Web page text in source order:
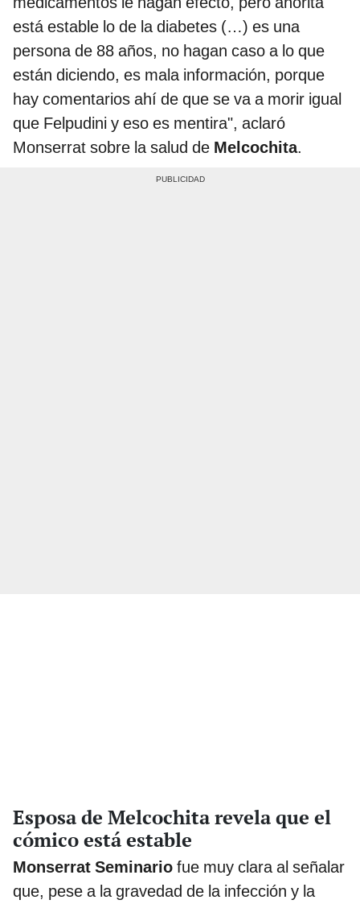
está estable lo de la diabetes (…) es una
persona de 88 años, no hagan caso a lo que
están diciendo, es mala información, porque
hay comentarios ahí de que se va a morir igual
que Felpudini y eso es mentira", aclaró
Monserrat sobre la salud de Melcochita.
Esposa de Melcochita revela que el
cómico está estable
Monserrat Seminario fue muy clara al señalar
que, pese a la gravedad de la infección y la